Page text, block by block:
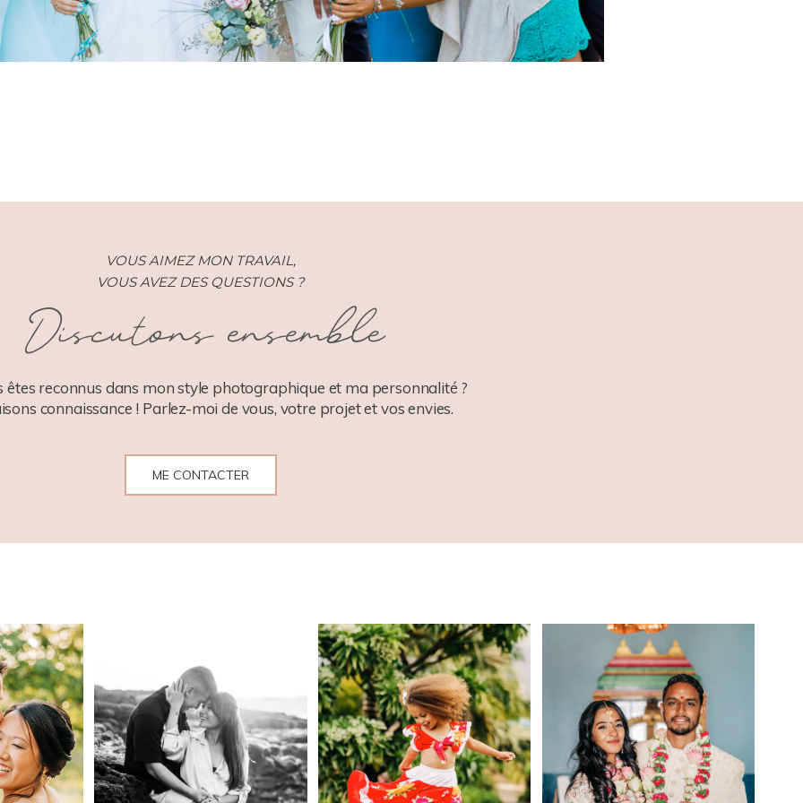
VOUS AIMEZ MON TRAVAIL,
VOUS AVEZ DES QUESTIONS ?
Discutons ensemble
êtes reconnus dans mon style photographique et ma personnalité ?
connaissance ! Parlez-moi de vous, votre projet et vos envies.
ME CONTACTER